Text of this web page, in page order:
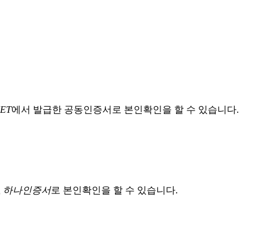
에서 발급한 공동인증서로 본인확인을 할 수 있습니다.
하나인증서로 본인확인을 할 수 있습니다.